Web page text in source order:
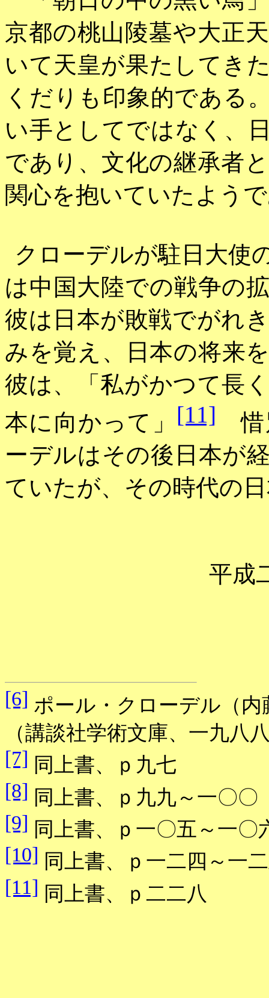
京都の桃山陵墓や大正
いて天皇が果たしてき
くだりも印象的である
い手としてではなく、
であり、文化の継承者
関心を抱いていたよう
クローデルが駐日大使
は中国大陸での戦争の
彼は日本が敗戦でがれ
みを覚え、日本の将来
彼は、「私がかつて長
本に向かって」 [11] 惜
ーデルはその後日本が
ていたが、その時代の
平成
[6] ポール・クローデル（
（講談社学術文庫、一九八
[7] 同上書、ｐ九七
[8] 同上書、ｐ九九～一〇〇
[9] 同上書、ｐ一〇五～一〇
[10] 同上書、ｐ一二四～一
[11] 同上書、ｐ二二八